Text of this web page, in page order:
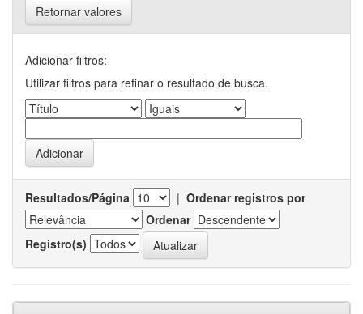
Retornar valores
Adicionar filtros:
Utilizar filtros para refinar o resultado de busca.
Resultados/Página | Ordenar registros por
Ordenar
Registro(s)